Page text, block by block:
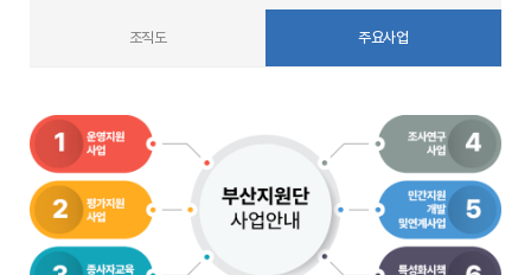
조직도 주요사업